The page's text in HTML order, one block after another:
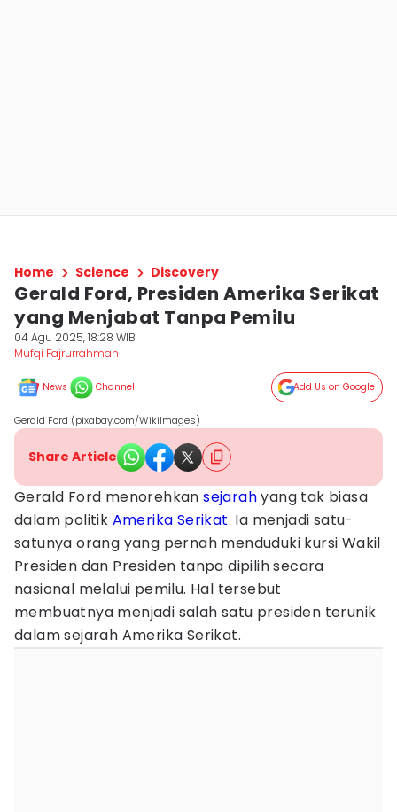
Home Science Discovery
Gerald Ford, Presiden Amerika Serikat
yang Menjabat Tanpa Pemilu
04 Agu 2025, 18:28 WIB
Mufqi Fajrurrahman
News Channel Add Us on Google
Gerald Ford (pixabay.com/WikiImages)
Share Article
Gerald Ford menorehkansejarahyang tak biasa
dalam politik Amerika Serikat. Ia menjadi satu-
satunya orang yang pernah menduduki kursi Wakil
Presiden dan Presiden tanpa dipilih secara
nasional melalui pemilu. Hal tersebut
membuatnya menjadi salah satu presiden terunik
dalam sejarah Amerika Serikat.